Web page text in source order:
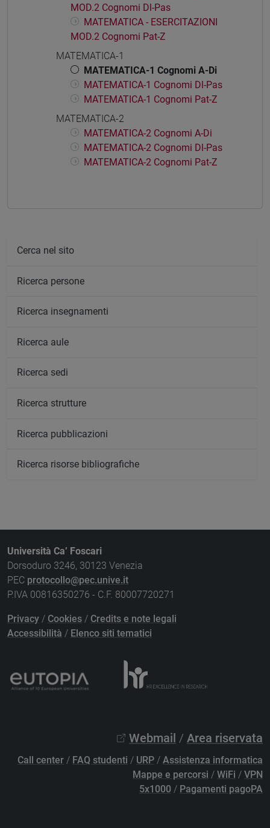
MOD.2 Cognomi Dl-Pas
MATEMATICA - ESERCITAZIONI
MOD.2 Cognomi Pat-Z
MATEMATICA-1
MATEMATICA-1 Cognomi A-Di
MATEMATICA-1 Cognomi Dl-Pas
MATEMATICA-1 Cognomi Pat-Z
MATEMATICA-2
MATEMATICA-2 Cognomi A-Di
MATEMATICA-2 Cognomi Dl-Pas
MATEMATICA-2 Cognomi Pat-Z
Cerca nel sito
Ricerca persone
Ricerca insegnamenti
Ricerca aule
Ricerca sedi
Ricerca strutture
Ricerca pubblicazioni
Ricerca risorse bibliografiche
Università Ca’ Foscari
Dorsoduro 3246, 30123 Venezia
PEC protocollo@pec.unive.it
P.IVA 00816350276 - C.F. 80007720271
Privacy / Cookies / Credits e note legali
Accessibilità / Elenco siti tematici
Webmail / Area riservata
Call center / FAQ studenti / URP / Assistenza informatica
Mappe e percorsi / WiFi / VPN
5x1000 / Pagamenti pagoPA